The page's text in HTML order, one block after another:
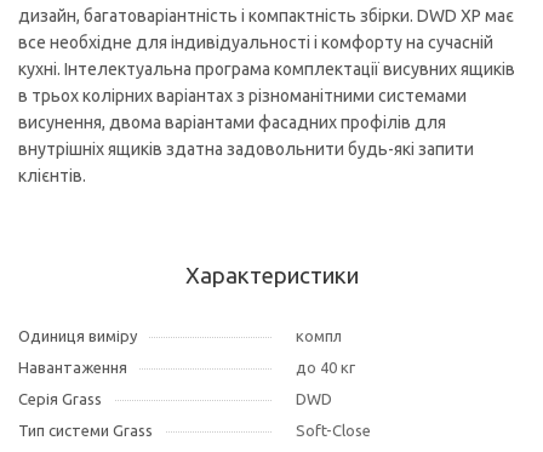
дизайн, багатоваріантність і компактність збірки. DWD XP має
все необхідне для індивідуальності і комфорту на сучасній
кухні. Інтелектуальна програма комплектації висувних ящиків
в трьох колірних варіантах з різноманітними системами
висунення, двома варіантами фасадних профілів для
внутрішніх ящиків здатна задовольнити будь-які запити
клієнтів.
Характеристики
Одиниця виміру
компл
Навантаження
до 40 кг
Серія Grass
DWD
Тип системи Grass
Soft-Close